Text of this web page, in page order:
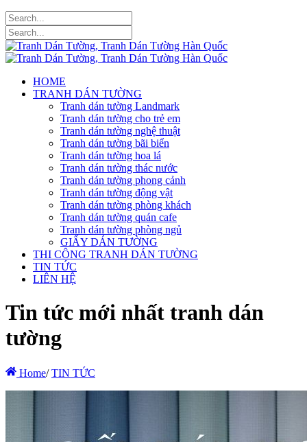
HOME
TRANH DÁN TƯỜNG
Tranh dán tường Landmark
Tranh dán tường cho trẻ em
Tranh dán tường nghệ thuật
Tranh dán tường bãi biển
Tranh dán tường hoa lá
Tranh dán tường thác nước
Tranh dán tường phong cảnh
Tranh dán tường động vật
Tranh dán tường phòng khách
Tranh dán tường quán cafe
Tranh dán tường phòng ngủ
GIẤY DÁN TƯỜNG
THI CÔNG TRANH DÁN TƯỜNG
TIN TỨC
LIÊN HỆ
Tin tức mới nhất tranh dán
tường
Home/ TIN TỨC